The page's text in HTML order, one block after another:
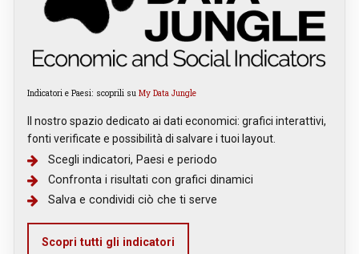
Indicatori e Paesi: scoprili su My Data Jungle
Il nostro spazio dedicato ai dati economici: grafici interattivi,
fonti verificate e possibilità di salvare i tuoi layout.
Scegli indicatori, Paesi e periodo
Confronta i risultati con grafici dinamici
Salva e condividi ciò che ti serve
Scopri tutti gli indicatori